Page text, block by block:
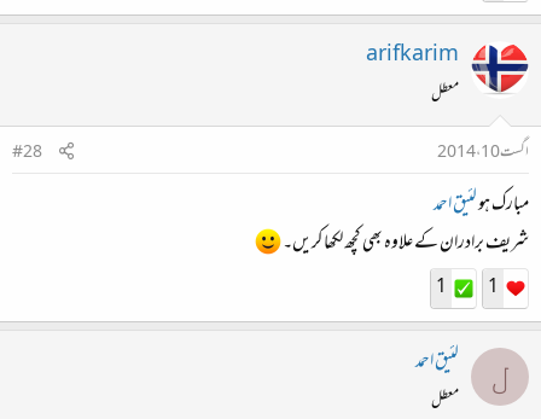
arifkarim
معطل
اگست 10، 2014
#28
مبارک ہولئیق احمد
شریف برادران کے علاوہ بھی کچھ لکھا کریں۔
1
1
ل لئیق احمد
معطل